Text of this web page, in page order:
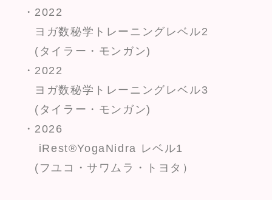
・2022
ヨガ数秘学トレーニングレベル2
(タイラー・モンガン)
・2022
ヨガ数秘学トレーニングレベル3
(タイラー・モンガン)
・2026
iRest®YogaNidra レベル1
(フユコ・サワムラ・トヨタ）